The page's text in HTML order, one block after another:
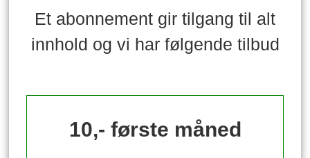
Et abonnement gir tilgang til alt
innhold og vi har følgende tilbud
10,- første måned